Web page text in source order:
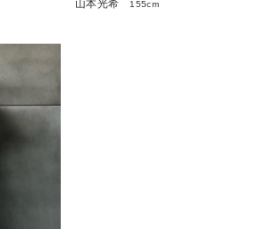
山本光希 155cm